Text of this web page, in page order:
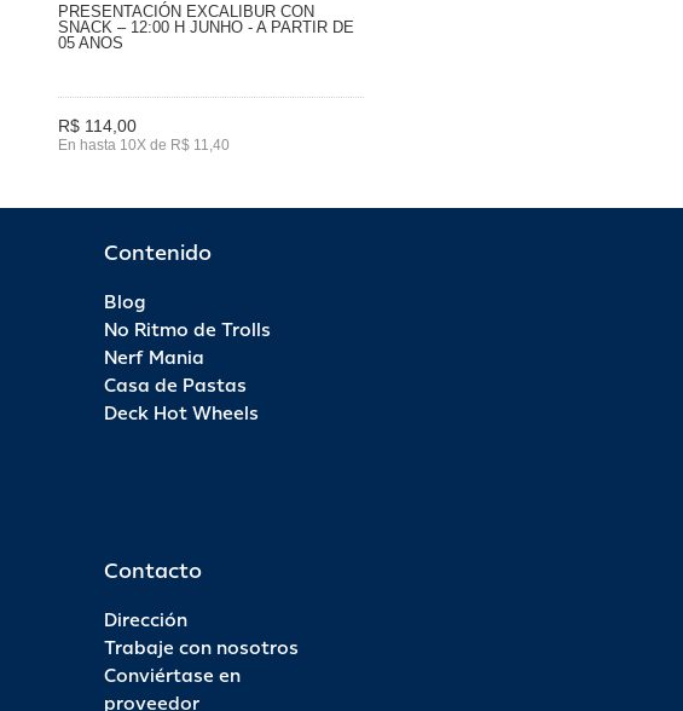
PRESENTACIÓN EXCALIBUR CON
SNACK – 12:00 H JUNHO - A PARTIR DE
05 ANOS
R$ 114,00
En hasta 10X de R$ 11,40
Contenido
Blog
No Ritmo de Trolls
Nerf Mania
Casa de Pastas
Deck Hot Wheels
Contacto
Dirección
Trabaje con nosotros
Conviértase en
proveedor